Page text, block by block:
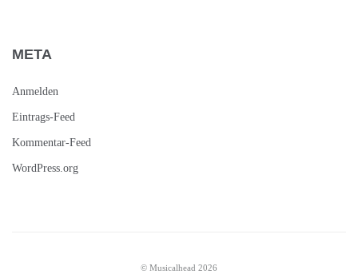
META
Anmelden
Eintrags-Feed
Kommentar-Feed
WordPress.org
© Musicalhead 2026